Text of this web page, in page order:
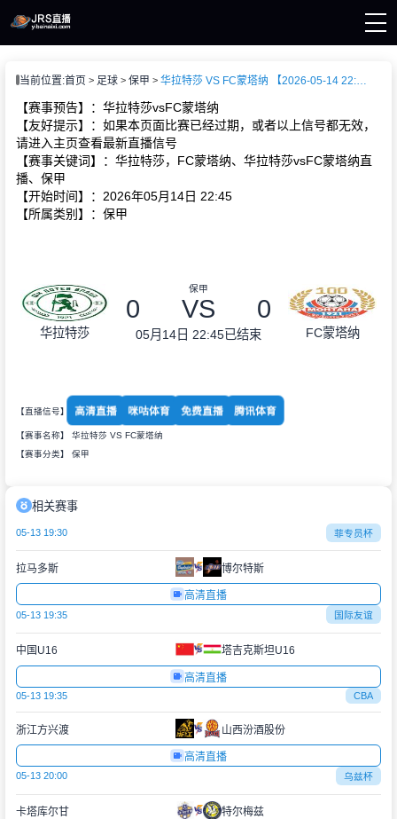
播
像
当前位置:首页 足球 保甲 华拉特莎 VS FC蒙塔纳 【2026-05-14 22:45:00】
【赛事预告】：华拉特莎vsFC蒙塔纳
【友好提示】：如果本页面比赛已经过期，或者以上信号都无效，
请进入主页查看最新直播信号
【赛事关键词】：华拉特莎，FC蒙塔纳、华拉特莎vsFC蒙塔纳直
播、保甲
【开始时间】：2026年05月14日 22:45
【所属类别】：保甲
华拉特莎
保甲
0 VS 0
05月14日 22:45已结束 FC蒙塔纳
【直播信号】 高清直播 咪咕体育 免费直播 腾讯体育
【赛事名称】 华拉特莎 VS FC蒙塔纳
【赛事分类】 保甲
相关赛事
05-13 19:30 菲专员杯
拉马多斯 博尔特斯
高清直播
05-13 19:35 国际友谊
中国U16 塔吉克斯坦U16
高清直播
05-13 19:35 CBA
浙江方兴渡 山西汾酒股份
高清直播
05-13 20:00 乌兹杯
卡塔库尔甘 特尔梅兹